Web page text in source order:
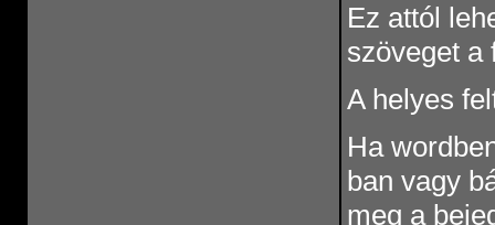
Ez attól
szöveget a
A helyes
Ha
ban vagy
meg a